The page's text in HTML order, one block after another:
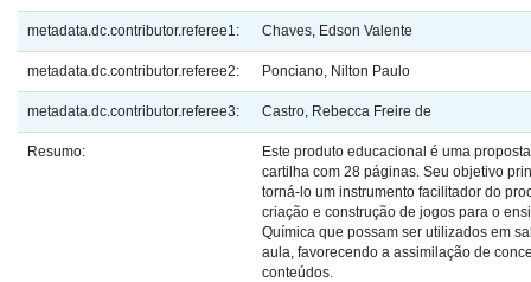
metadata.dc.contributor.referee1: Chaves, Edson Valente
metadata.dc.contributor.referee2: Ponciano, Nilton Paulo
metadata.dc.contributor.referee3: Castro, Rebecca Freire de
Resumo:
Este produto educacional é uma
cartilha com 28 páginas. Seu objetivo
torná-lo um instrumento facilitador do
criação e construção de jogos para o
Química que possam ser utilizados em
aula, favorecendo a assimilação de
conteúdos.